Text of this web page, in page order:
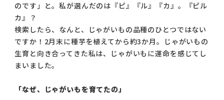
お知らせ
家事スタッフ募集
のです」と。私が選んだのは『ピ』『ル』『カ』。『ピル
カ』？
検索したら、なんと、じゃがいもの品種のひとつではない
ですか！2月末に種芋を植えてから約3か月。じゃがいもの
生育と向き合ってきた私は、じゃがいもに運命を感じてし
まいました。
「なぜ、じゃがいもを育てたの」